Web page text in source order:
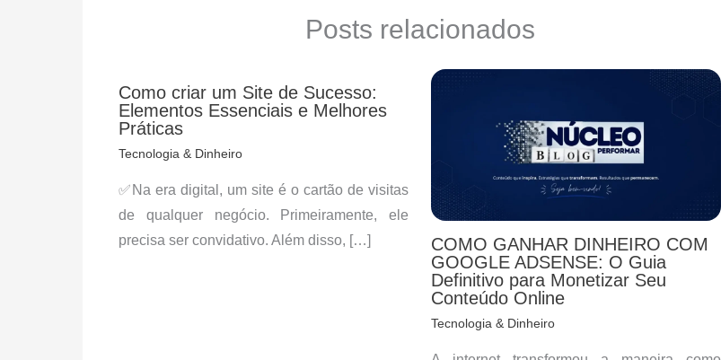
Posts relacionados
Como criar um Site de Sucesso:
Elementos Essenciais e Melhores
Práticas
Tecnologia & Dinheiro
✅Na era digital, um site é o cartão de visitas
de qualquer negócio. Primeiramente, ele
precisa ser convidativo. Além disso, […]
COMO GANHAR DINHEIRO COM
GOOGLE ADSENSE: O Guia
Definitivo para Monetizar Seu
Conteúdo Online
Tecnologia & Dinheiro